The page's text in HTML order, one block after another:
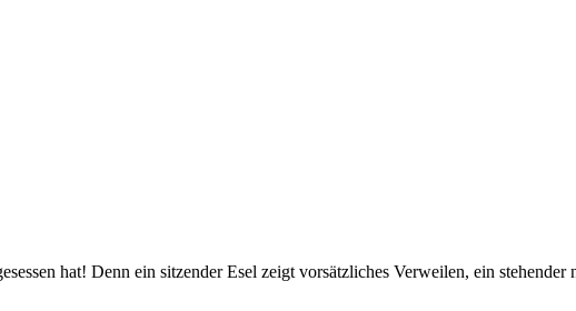
hat! Denn ein sitzender Esel zeigt vorsätzliches Verweilen, ein